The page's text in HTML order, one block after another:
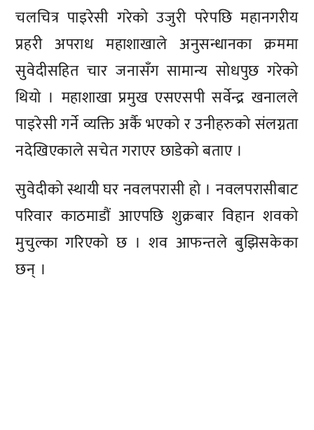
चलचित्र पाइरेसी गरेको उजुरी परेपछि महानगरीय
प्रहरी अपराध महाशाखाले अनुसन्धानका क्रममा
सुवेदीसहित चार जनासँग सामान्य सोधपुछ गरेको
थियो । महाशाखा प्रमुख एसएसपी सर्वेन्द्र खनालले
पाइरेसी गर्ने व्यक्ति अर्कै भएको र उनीहरुको संलग्नता
नदेखिएकाले सचेत गराएर छाडेको बताए ।
सुवेदीको स्थायी घर नवलपरासी हो । नवलपरासीबाट
परिवार काठमाडौं आएपछि शुक्रबार विहान शवको
मुचुल्का गरिएको छ । शव आफन्तले बुझिसकेका
छन् ।